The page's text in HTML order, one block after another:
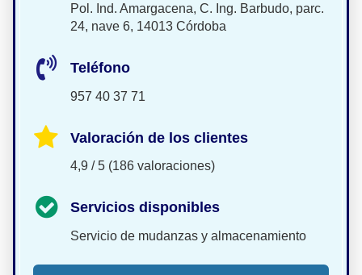
Pol. Ind. Amargacena, C. Ing. Barbudo, parc.
24, nave 6, 14013 Córdoba
Teléfono
957 40 37 71
Valoración de los clientes
4,9 / 5 (186 valoraciones)
Servicios disponibles
Servicio de mudanzas y almacenamiento